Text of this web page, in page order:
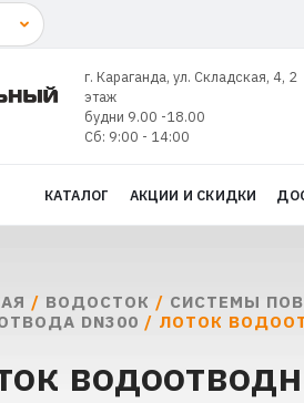
г. Караганда, ул. Складская, 4, 2
этаж
будни 9.00 -18.00
Сб: 9:00 - 14:00
КАТАЛОГ АКЦИИ И СКИДКИ
/ ВОДОСТОК / СИСТЕМЫ
DN300 / ЛОТОК